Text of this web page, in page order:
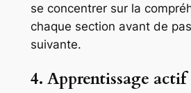
se concentrer sur la
chaque section avant de
suivante.
4. Apprentissage actif